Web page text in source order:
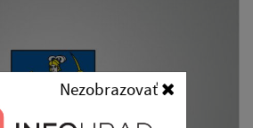
Nezobrazovať